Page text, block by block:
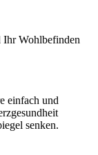
Ihr Wohlbefinden
einfach und
senken.